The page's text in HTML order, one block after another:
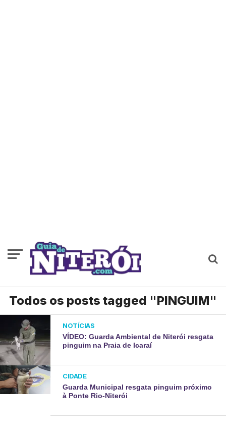
Todos os posts tagged "PINGUIM"
NOTÍCIAS
VÍDEO: Guarda Ambiental de Niterói resgata
pinguim na Praia de Icaraí
CIDADE
Guarda Municipal resgata pinguim próximo
à Ponte Rio-Niterói